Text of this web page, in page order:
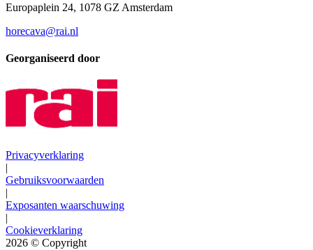
Europaplein 24, 1078 GZ Amsterdam
horecava@rai.nl
Georganiseerd door
Privacyverklaring
|
Gebruiksvoorwaarden
|
Exposanten waarschuwing
|
Cookieverklaring
2026 © Copyright